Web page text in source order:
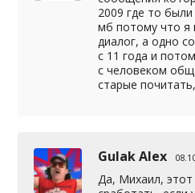
2009 где то были
мб потому что я
диалог, а одно
с 11 года и
с человеком
старые
Gulak Alex
Да, Михаил,